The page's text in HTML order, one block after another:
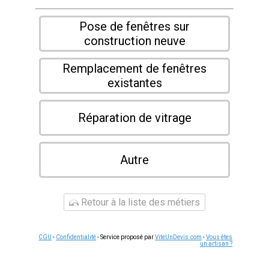
Pose de fenêtres sur
construction neuve
Remplacement de fenêtres
existantes
Réparation de vitrage
Autre
Retour à la liste des métiers
CGU - Confidentialité- Service proposé parViteUnDevis.com -Vous êtes
un artisan ?